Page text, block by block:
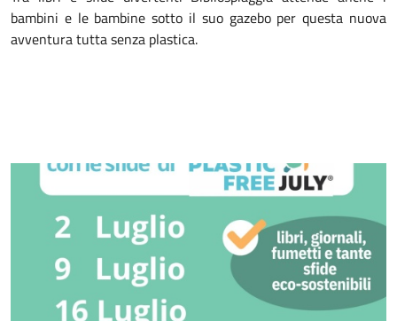
bambini e le bambine sotto il suo gazebo per questa nuova
avventura tutta senza plastica.